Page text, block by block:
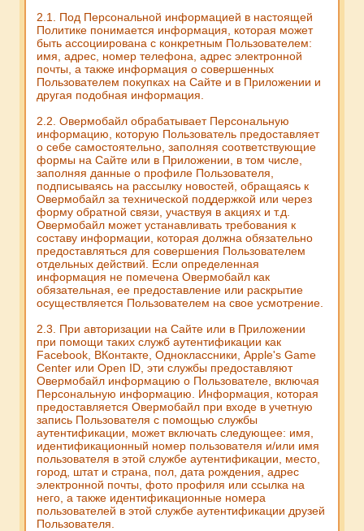
2.1. Под Персональной информацией в настоящей
Политике понимается информация, которая может
быть ассоциирована с конкретным Пользователем:
имя, адрес, номер телефона, адрес электронной
почты, а также информация о совершенных
Пользователем покупках на Сайте и в Приложении и
другая подобная информация.
2.2. Овермобайл обрабатывает Персональную
информацию, которую Пользователь предоставляет
о себе самостоятельно, заполняя соответствующие
формы на Сайте или в Приложении, в том числе,
заполняя данные о профиле Пользователя,
подписываясь на рассылку новостей, обращаясь к
Овермобайл за технической поддержкой или через
форму обратной связи, участвуя в акциях и т.д.
Овермобайл может устанавливать требования к
составу информации, которая должна обязательно
предоставляться для совершения Пользователем
отдельных действий. Если определенная
информация не помечена Овермобайл как
обязательная, ее предоставление или раскрытие
осуществляется Пользователем на свое усмотрение.
2.3. При авторизации на Сайте или в Приложении
при помощи таких служб аутентификации как
Facebook, ВКонтакте, Одноклассники, Apple's Game
Center или Open ID, эти службы предоставляют
Овермобайл информацию о Пользователе, включая
Персональную информацию. Информация, которая
предоставляется Овермобайл при входе в учетную
запись Пользователя с помощью службы
аутентификации, может включать следующее: имя,
идентификационный номер пользователя и/или имя
пользователя в этой службе аутентификации, место,
город, штат и страна, пол, дата рождения, адрес
электронной почты, фото профиля или ссылка на
него, а также идентификационные номера
пользователей в этой службе аутентификации друзей
Пользователя.